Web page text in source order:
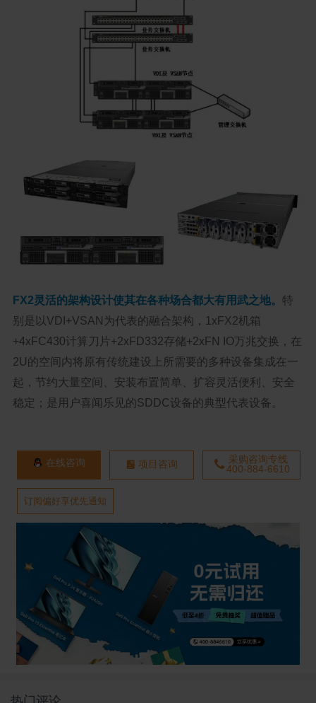
FX2灵活的架构设计使其在各种场合都大有用武之地。 特
别是以VDI+VSAN为代表的融合架构，1xFX2机箱
+4xFC430计算刀片+2xFD332存储+2xFN IO万兆交换，在
2U的空间内将原有传统建设上所需要的多种设备集成在一
起，节约大量空间、安装布置简单、扩容灵活便利、安全
稳定；是用户喜闻乐见的SDDC设备的典型代表设备。
在线咨询 项目咨询
采购咨询专线
400-884-6610
订阅偏好享优先通知